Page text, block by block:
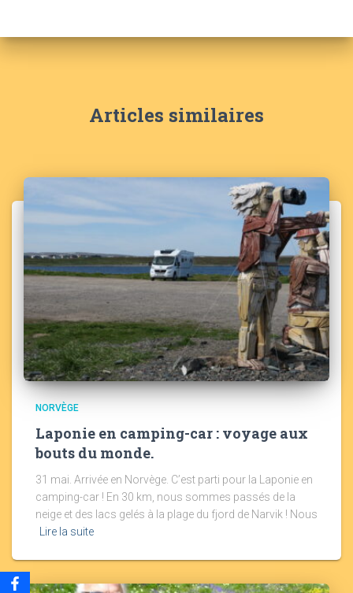
Articles similaires
NORVÈGE
Laponie en camping-car : voyage aux
bouts du monde.
31 mai. Arrivée en Norvège. C’est parti pour la Laponie en
camping-car ! En 30 km, nous sommes passés de la
neige et des lacs gelés à la plage du fjord de Narvik ! Nous
Lire la suite